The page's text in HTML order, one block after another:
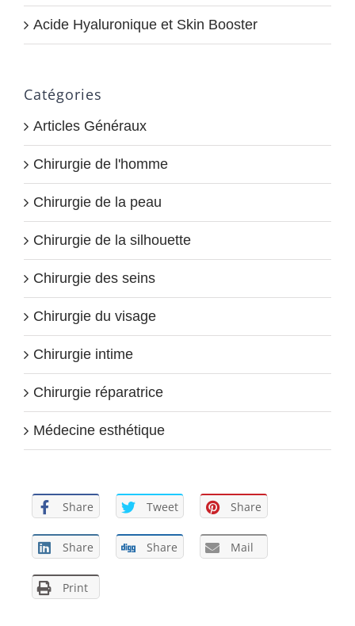
Acide Hyaluronique et Skin Booster
Catégories
Articles Généraux
Chirurgie de l'homme
Chirurgie de la peau
Chirurgie de la silhouette
Chirurgie des seins
Chirurgie du visage
Chirurgie intime
Chirurgie réparatrice
Médecine esthétique
Share Tweet Share
Share Share Mail
Print